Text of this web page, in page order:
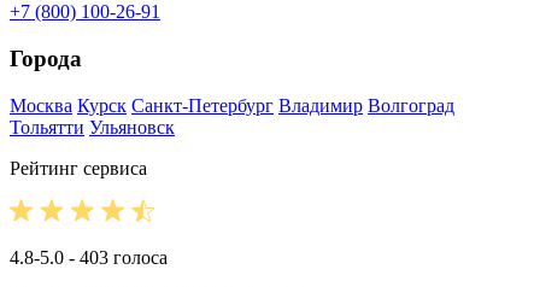
+7 (800) 100-26-91
Города
Москва Курск Санкт-Петербург Владимир Волгоград
Тольятти Ульяновск
Рейтинг сервиса
4.8-5.0 - 403 голоса